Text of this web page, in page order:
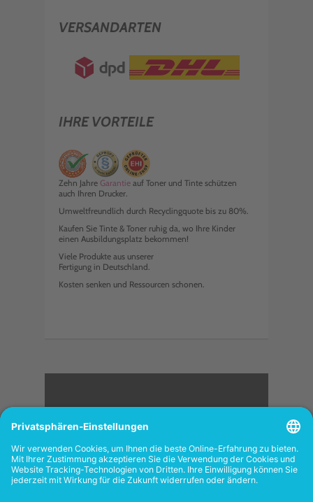
VERSANDARTEN
IHRE VORTEILE
Zehn Jahre Garantie auf Toner und Tinte schützen
auch Ihren Drucker.
Umweltfreundlich durch Recyclingquote bis zu 80%.
Kaufen Sie Tinte & Toner ruhig da, wo Ihre Kinder
einen Ausbildungsplatz bekommen!
Viele Produkte aus unserer
Fertigung in Deutschland.
Kosten senken und Ressourcen schonen.
<
FOLGEN SIE UNS